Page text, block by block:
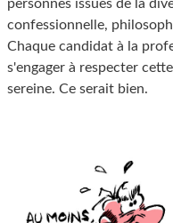
personnes issues de la
confessionnelle,
Chaque candidat à la
s'engager à respecter
sereine. Ce serait bien.